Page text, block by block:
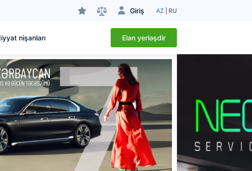
Giriş AZ RU
nişanları Elan yerləşdir